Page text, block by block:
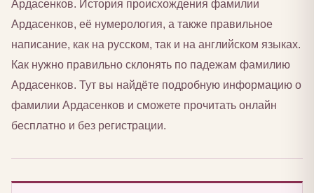
Ардасенков. История происхождения фамилии
Ардасенков, её нумерология, а также правильное
написание, как на русском, так и на английском языках.
Как нужно правильно склонять по падежам фамилию
Ардасенков. Тут вы найдёте подробную информацию о
фамилии Ардасенков и сможете прочитать онлайн
бесплатно и без регистрации.